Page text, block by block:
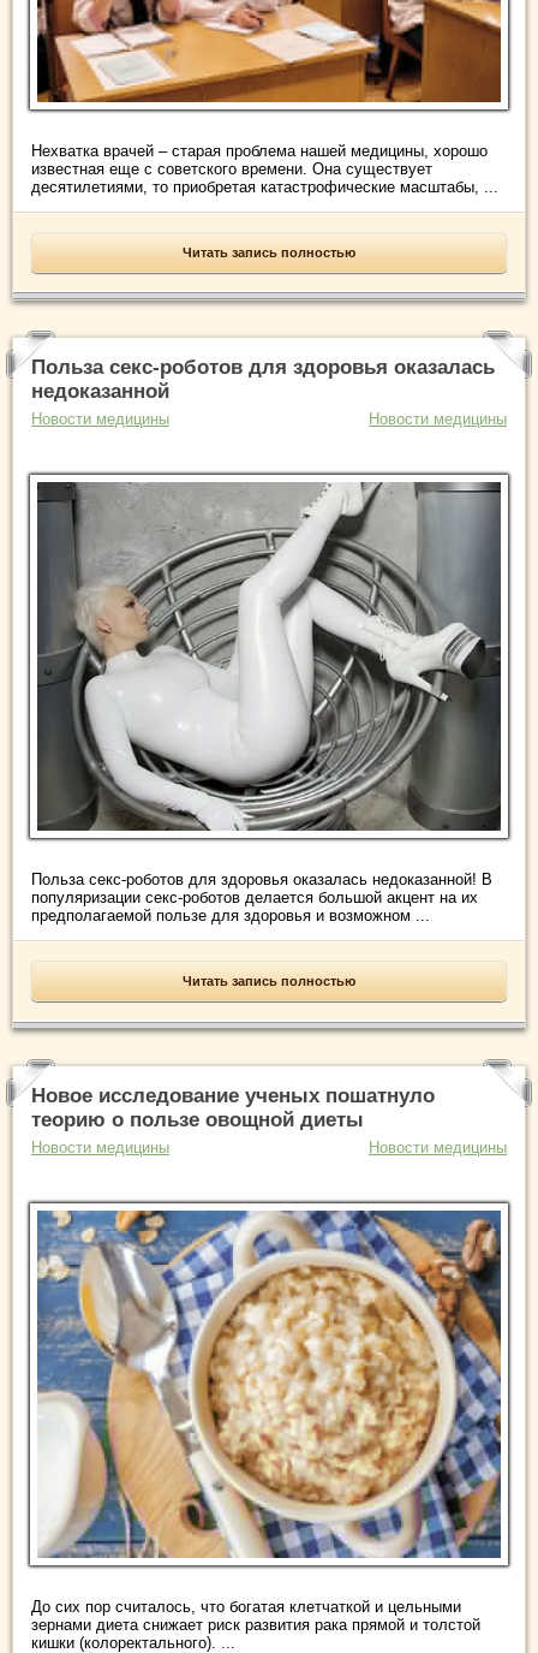
Нехватка врачей – старая проблема нашей медицины, хорошо
известная еще с советского времени. Она существует
десятилетиями, то приобретая катастрофические масштабы, ...
Читать запись полностью
Польза секс-роботов для здоровья оказалась
недоказанной
Новости медицины Новости медицины
Польза секс-роботов для здоровья оказалась недоказанной! В
популяризации секс-роботов делается большой акцент на их
предполагаемой пользе для здоровья и возможном ...
Читать запись полностью
Новое исследование ученых пошатнуло
теорию о пользе овощной диеты
Новости медицины Новости медицины
До сих пор считалось, что богатая клетчаткой и цельными
зернами диета снижает риск развития рака прямой и толстой
кишки (колоректального). ...